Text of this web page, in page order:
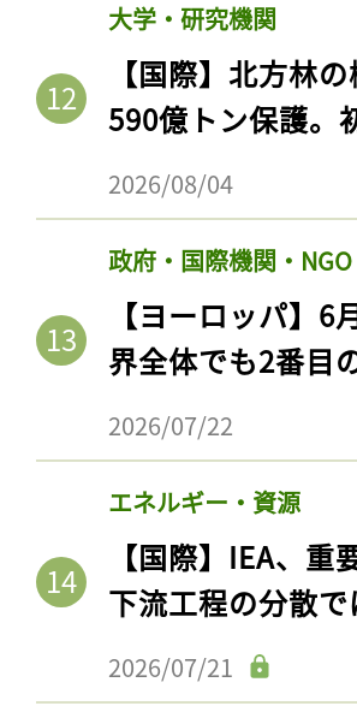
大学・研究機関
【国際】北方林
590億トン保護。
2026/08/04
政府・国際機関・NGO
【ヨーロッパ】
界全体でも2番目
2026/07/22
エネルギー・資源
【国際】IEA、
下流工程の分散
2026/07/21